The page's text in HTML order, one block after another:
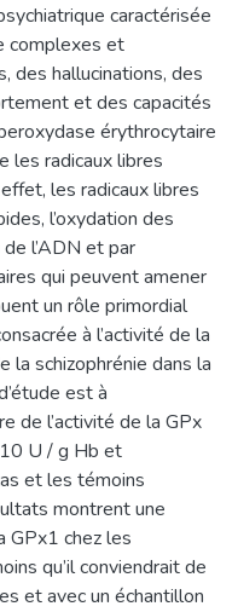
caractérisée
complexes et
des hallucinations, des
et des capacités
érythrocytaire
les radicaux libres
les radicaux libres
l’oxydation des
l’ADN et par
qui peuvent amener
un rôle primordial
à l’activité de la
schizophrénie dans la
est à
de l’activité de la GPx
U / g Hb et
et les témoins
montrent une
GPx1 chez les
qu’il conviendrait de
et avec un échantillon